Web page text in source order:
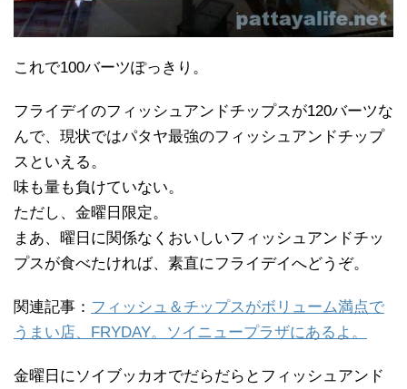
これで100バーツぽっきり。
フライデイのフィッシュアンドチップスが120バーツな
んで、現状ではパタヤ最強のフィッシュアンドチップ
スといえる。
味も量も負けていない。
ただし、金曜日限定。
まあ、曜日に関係なくおいしいフィッシュアンドチッ
プスが食べたければ、素直にフライデイへどうぞ。
関連記事： フィッシュ＆チップスがボリューム満点で
うまい店、FRYDAY。ソイニュープラザにあるよ。
金曜日にソイブッカオでだらだらとフィッシュアンド